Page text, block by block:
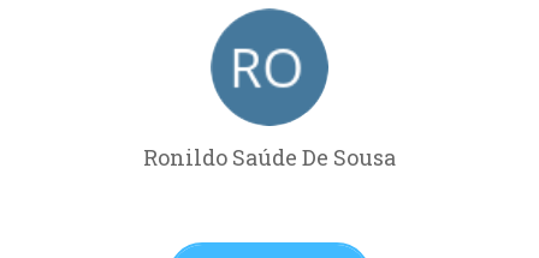
Ronildo Saúde De Sousa